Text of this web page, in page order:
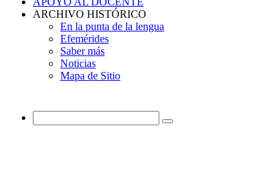
ARCHIVO HISTÓRICO
En la punta de la lengua
Efemérides
Saber más
Noticias
Mapa de Sitio